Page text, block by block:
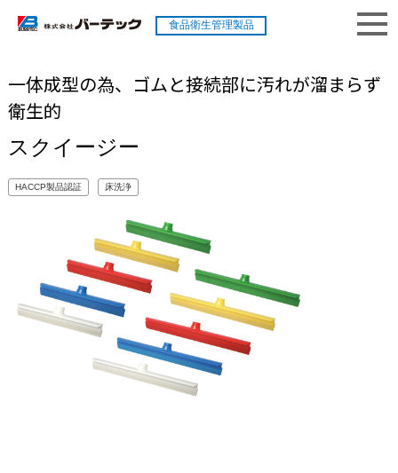
食品衛生管理製品
一体成型の為、ゴムと接続部に汚れが溜まらず
衛生的
スクイージー
HACCP製品認証 床洗浄